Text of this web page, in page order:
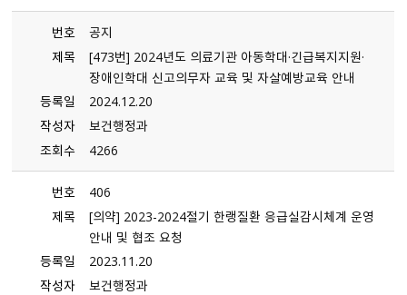
번호
공지
제목
[473번] 2024년도 의료기관 아동학대·긴급복지지원·
장애인학대 신고의무자 교육 및 자살예방교육 안내
등록일
2024.12.20
작성자
보건행정과
조회수
4266
번호
406
제목
[의약] 2023-2024절기 한랭질환 응급실감시체계 운영
안내 및 협조 요청
등록일
2023.11.20
작성자
보건행정과